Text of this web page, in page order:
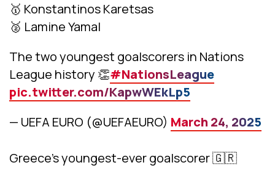
🥇 Konstantinos Karetsas
🥈 Lamine Yamal
The two youngest goalscorers in Nations
League history 👏#NationsLeague
pic.twitter.com/KapwWEkLp5
— UEFA EURO (@UEFAEURO) March 24, 2025
Greece’s youngest-ever goalscorer 🇬🇷